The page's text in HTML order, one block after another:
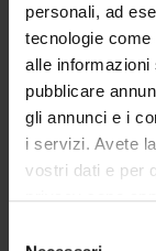
personali, ad
tecnologie
alle
pubblicare
gli annunci e i
i servizi. Avete
vostri dati e per
privacy sono
AREE DI
GRUPPI DI